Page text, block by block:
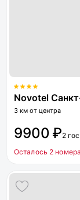
Novotel Санкт-
3 км от центра
9900 ₽2
Осталось 2